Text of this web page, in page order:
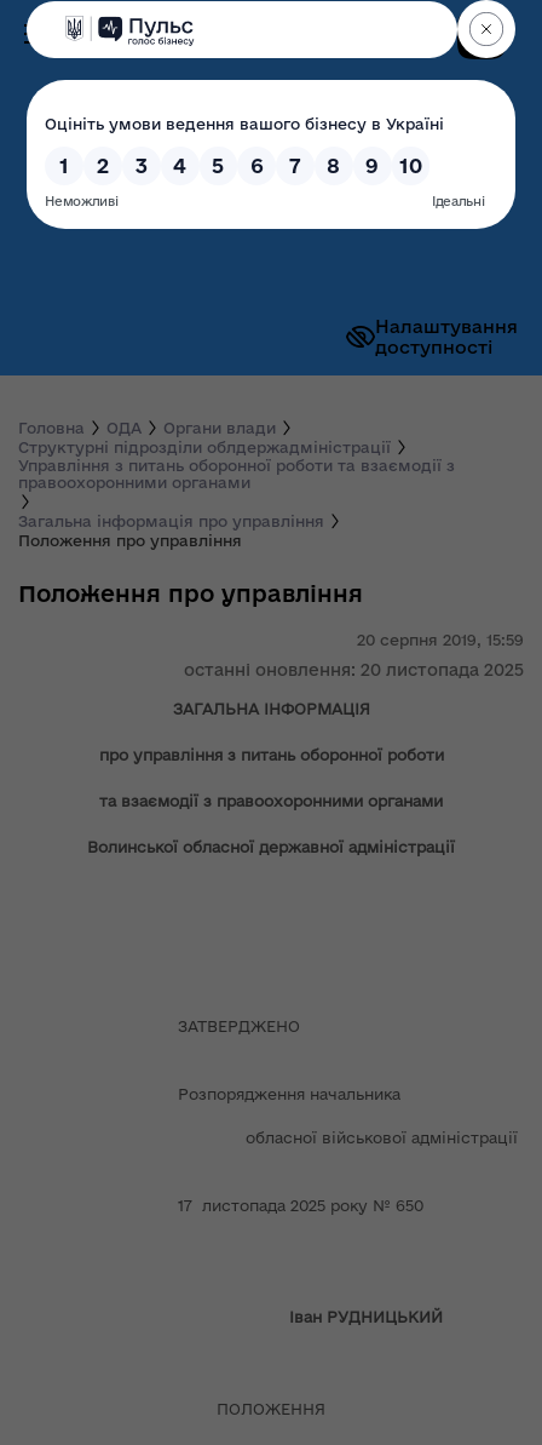
Налаштування
доступності
Волинська обласна
державна адміністрація
Головна ОДА
Органи влади
Структурні підрозділи облдержадміністрації
Управління з питань оборонної роботи та взаємодії з
правоохоронними органами
Загальна інформація про управління
Положення про управління
20 серпня 2019, 15:59
останні оновлення: 20 листопада 2025
Положення про управління
ЗАГАЛЬНА ІНФОРМАЦІЯ
про управління з питань оборонної роботи
та взаємодії з правоохоронними органами
Волинської обласної державної адміністрації
ЗАТВЕРДЖЕНО
Розпорядження начальника
обласної військової адміністрації
17 листопада 2025 року № 650
Іван РУДНИЦЬКИЙ
ПОЛОЖЕННЯ